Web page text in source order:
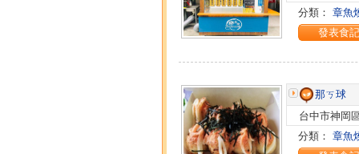
分類： 章魚
發表食記
那ㄎ球
台中市神岡
分類： 章魚